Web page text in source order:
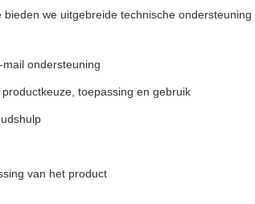
bieden we uitgebreide technische
ondersteuning
toepassing en gebruik
van het product